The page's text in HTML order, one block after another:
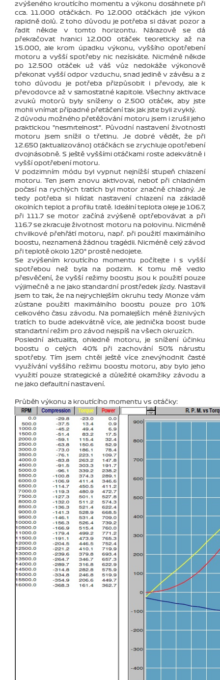
zvýšeného kroutícího momentu a výkonu dosáhnete při
cca. 11.000 otáčkách. Po 12.000 otáčkách jde výkon
rapidně dolů. Z toho důvodu je potřeba si dávat pozor a
řadit někde v tomto horizontu. Nárazově se dá
překračovat hranici 12.000 otáček teoreticky až na
15.000, ale krom úpadku výkonu, vyššího opotřebení
motoru a vyšší spotřeby nic nezískáte. Nicméně někde
po 12.500 otáček už váš vůz nedokáže výkonově
překonat vyšší odpor vzduchu, snad jedině v závěsu a z
toho důvodu je potřeba přizpůsobit i převody, ale k
převodovce až v samostatné kapitole. Všechny aktivace
zvuků motorů byly sníženy o 2.500 otáček, aby jste
mohli vnímat případné přetáčení tak jak jste byli zvyklý.
Z důvodu možného přetěžování motoru jsem i zrušil jeho
praktickou "nesmrtelnost". Původní nastavení životnosti
motoru jsem snížil o třetinu. Je dobré vědět, že při
12.650 (aktualizováno) otáčkách se zrychluje opotřebení
dvojnásobně. S ještě vyššími otáčkami roste adekvátně i
vyšší opotřebení motoru.
V podzimním módu byl vypnut nejnížší stupeň chlazení
motoru. Ten jsem znovu aktivoval, neboť při chladném
počasí na rychlých tratích byl motor značně chladný. Je
tedy potřeba si hlídat nastavení chlazení na základě
okolních teplot a profilu tratě. Ideální teplota oleje je 106.7,
při 111.7 se motor začíná zvýšeně optřebovávat a při
116.7 se zkracuje životnost motoru na polovinu. Nicméně
chvilkové přehřátí motoru, např. při použití maximálního
boostu, neznamená žádnou tragédii. Nicméně celý závod
při teplotě okolo 120° prostě nedojete.
Se zvýšením kroutícího momentu počítejte i s vyšší
spotřebou než byla na podzim. K tomu mě vedlo
přesvěčení, že vyšší režimy boostu jsou k použití pouze
výjimečně a ne jako standardní prostředek jízdy. Nastavil
jsem to tak, že na nejrychlejším okruhu tedy Monze vám
zůstane použiti maximálního boostu pouze pro 10%
celkového času závodu. Na pomalejších méně žiznivých
tratích to bude adekvátně více, ale jednička boost bude
standartní režim pro závod nejspíš na všech okruzích.
Poslední aktualita, ohledně motoru, je snížení účinku
boostu o celých 40% při zachování 50% nárustu
spotřeby. Tím jsem chtěl ještě více znevýhodnit časté
využívání vyššího režimu boostu motoru, aby bylo jeho
využití pouze strategické a důležité okamžiky závodu a
ne jako defaultní nastavení.
Průběh výkonu a kroutícího momentu vs otáčky: